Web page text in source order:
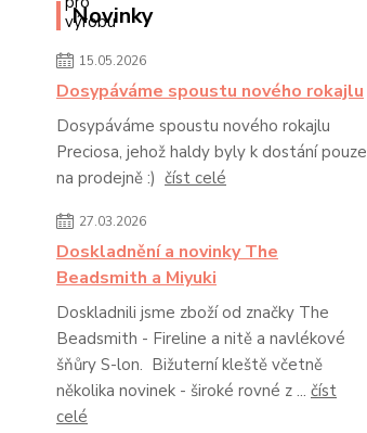
Novinky
15.05.2026
Dosypáváme spoustu nového rokajlu
Dosypáváme spoustu nového rokajlu
Preciosa, jehož haldy byly k dostání pouze
na prodejně :) číst celé
27.03.2026
Doskladnění a novinky The
Beadsmith a Miyuki
Doskladnili jsme zboží od značky The
Beadsmith - Fireline a nitě a navlékové
šňůry S-lon. Bižuterní kleště včetně
několika novinek - široké rovné z ... číst
celé